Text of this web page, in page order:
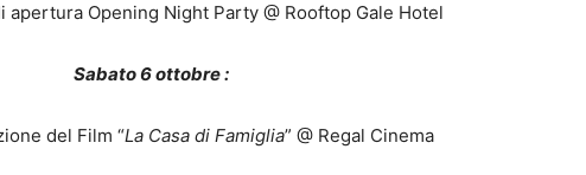
apertura Opening Night Party @ Rooftop Gale Hotel
Sabato 6 ottobre :
del Film “La Casa di Famiglia” @ Regal Cinema